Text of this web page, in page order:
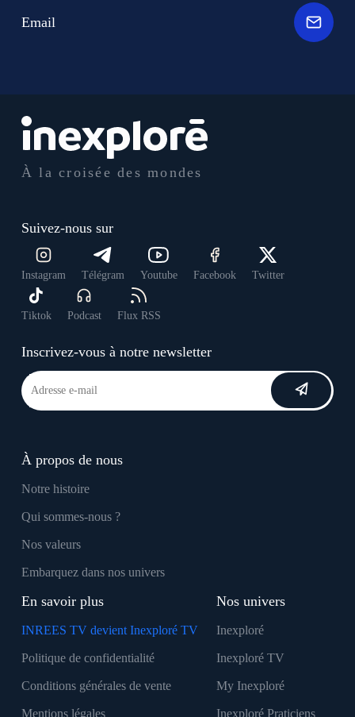
À la croisée des mondes
Suivez-nous sur
Instagram Télégram Youtube Facebook Twitter
Tiktok Podcast Flux RSS
Inscrivez-vous à notre newsletter
À propos de nous
Notre histoire
Qui sommes-nous ?
Nos valeurs
Embarquez dans nos univers
En savoir plus
INREES TV devient Inexploré TV
Politique de confidentialité
Conditions générales de vente
Mentions légales
Nos univers
Inexploré
Inexploré TV
My Inexploré
Inexploré Praticiens
Email